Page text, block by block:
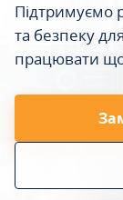
Підтримуємо
та безпеку
працювати